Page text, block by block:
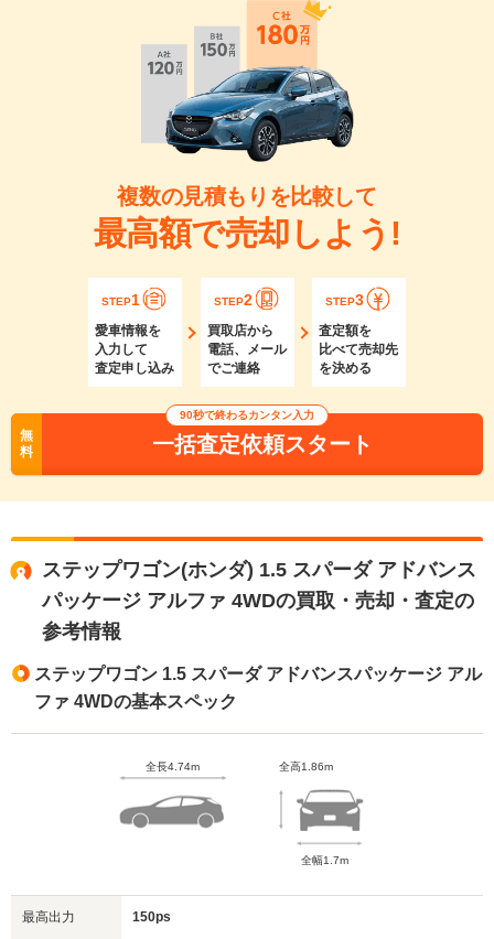
複数の見積もりを比較して
最高額で売却しよう!
STEP1
愛車情報を
入力して
査定申し込み
STEP2
買取店から
電話、メール
でご連絡
STEP3
査定額を
比べて売却先
を決める
無
料
90秒で終わるカンタン入力
一括査定依頼スタート
ステップワゴン(ホンダ) 1.5 スパーダ アドバンス
パッケージ アルファ 4WDの買取・売却・査定の
参考情報
ステップワゴン 1.5 スパーダ アドバンスパッケージ アル
ファ 4WDの基本スペック
全長4.74m 全高1.86m
全幅1.7m
最高出力 150ps